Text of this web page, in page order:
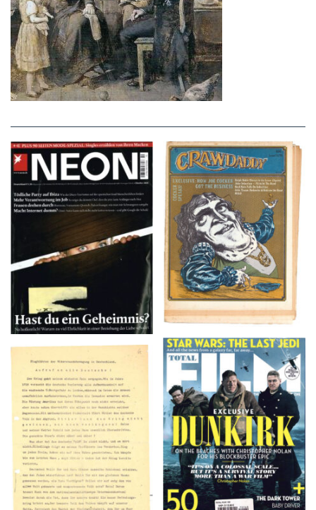
NEON – OKTOBER
2008
Crawdaddy – June/11/72
TOTAL FILM #260 –
SUMMER 2017
Flugblätter der Weissen
Rose – V, Januar 1943